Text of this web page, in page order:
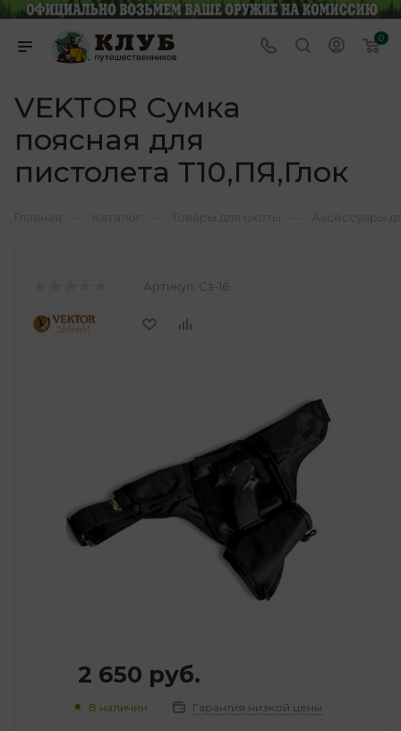
0
VEKTOR Сумка
поясная для
пистолета Т10,ПЯ,Глок
Артикул: Сз-16
2 650 руб.
В наличии Гарантия низкой цены